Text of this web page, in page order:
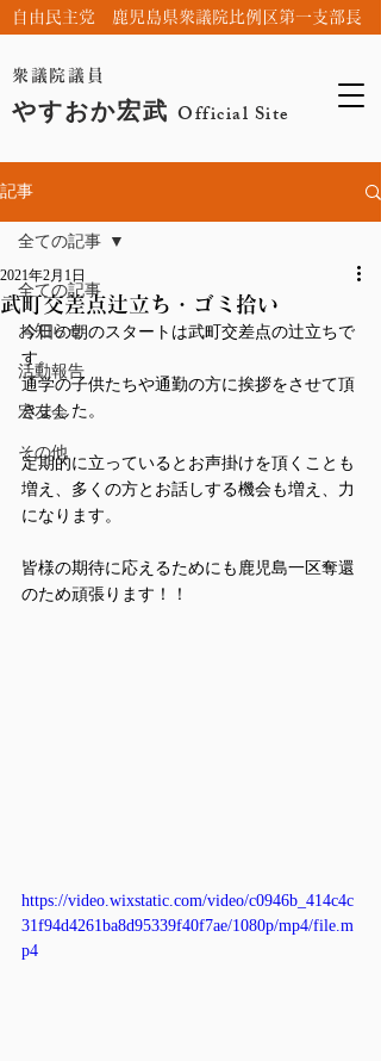
衆議院議員
やすおか宏武 Official Site
自由民主党 鹿児島県衆議院比例区第一支部長
記事
全ての記事
お知らせ
活動報告
宏友会
その他
全ての記事
武町交差点辻立ち・ゴミ拾い
2021年2月1日
今日の朝のスタートは武町交差点の辻立ちで
す。
通学の子供たちや通勤の方に挨拶をさせて頂
きました。
定期的に立っているとお声掛けを頂くことも
増え、多くの方とお話しする機会も増え、力
になります。
皆様の期待に応えるためにも鹿児島一区奪還
のため頑張ります！！
https://video.wixstatic.com/video/c0946b_414c4c
31f94d4261ba8d95339f40f7ae/1080p/mp4/file.m
p4